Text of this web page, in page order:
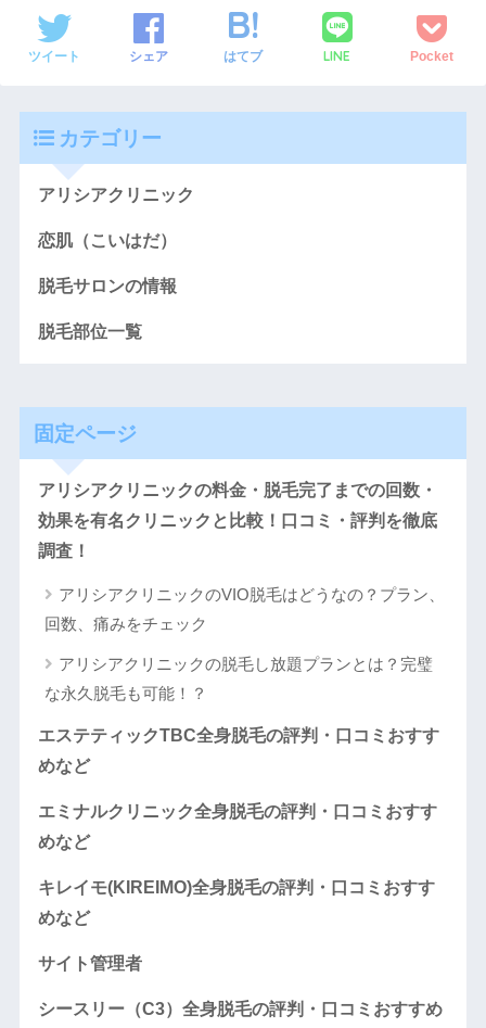
ツイート シェア はてブ LINE Pocket
カテゴリー
アリシアクリニック
恋肌（こいはだ）
脱毛サロンの情報
脱毛部位一覧
固定ページ
アリシアクリニックの料金・脱毛完了までの回数・
効果を有名クリニックと比較！口コミ・評判を徹底
調査！
アリシアクリニックのVIO脱毛はどうなの？プラン、
回数、痛みをチェック
アリシアクリニックの脱毛し放題プランとは？完璧
な永久脱毛も可能！？
エステティックTBC全身脱毛の評判・口コミおすす
めなど
エミナルクリニック全身脱毛の評判・口コミおすす
めなど
キレイモ(KIREIMO)全身脱毛の評判・口コミおすす
めなど
サイト管理者
シースリー（C3）全身脱毛の評判・口コミおすすめ